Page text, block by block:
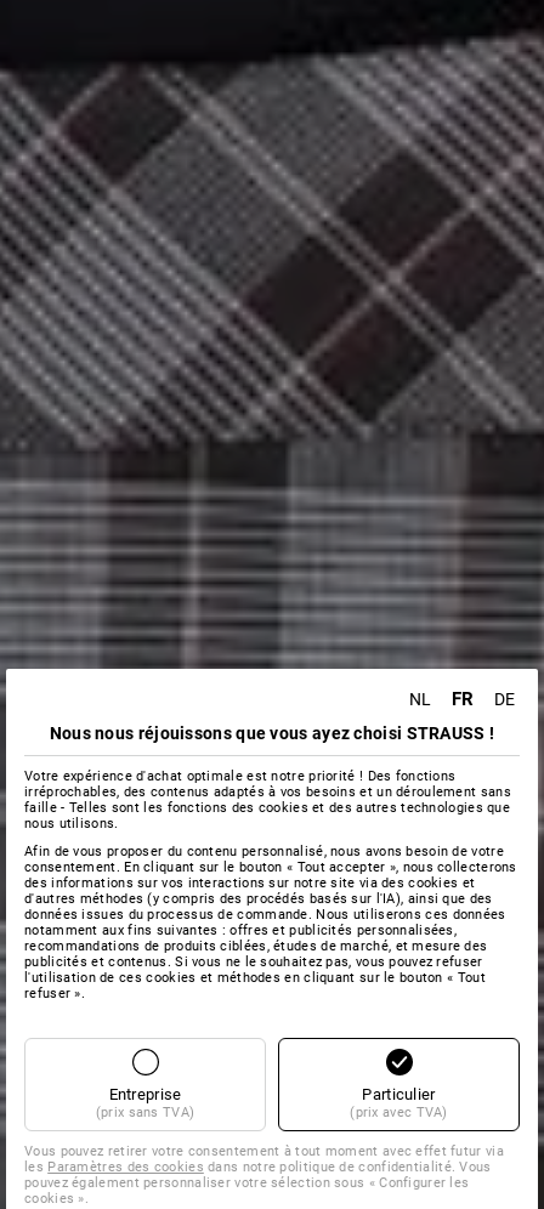
NL FR
DE
Nous nous réjouissons que vous ayez choisi STRAUSS !
Votre expérience d'achat optimale est notre priorité ! Des fonctions
irréprochables, des contenus adaptés à vos besoins et un déroulement sans
faille - Telles sont les fonctions des cookies et des autres technologies que
nous utilisons.
Afin de vous proposer du contenu personnalisé, nous avons besoin de votre
consentement. En cliquant sur le bouton « Tout accepter », nous collecterons
des informations sur vos interactions sur notre site via des cookies et
d'autres méthodes (y compris des procédés basés sur l'IA), ainsi que des
données issues du processus de commande. Nous utiliserons ces données
notamment aux fins suivantes : offres et publicités personnalisées,
recommandations de produits ciblées, études de marché, et mesure des
publicités et contenus. Si vous ne le souhaitez pas, vous pouvez refuser
l'utilisation de ces cookies et méthodes en cliquant sur le bouton « Tout
refuser ».
Entreprise
(prix sans TVA)
Particulier
(prix avec TVA)
Vous pouvez retirer votre consentement à tout moment avec effet futur via
les Paramètres des cookies dans notre politique de confidentialité. Vous
pouvez également personnaliser votre sélection sous « Configurer les
cookies ».